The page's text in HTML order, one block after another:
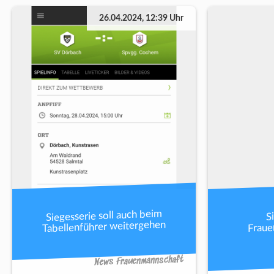
26.04.2024, 12:39 Uhr
Siegesserie soll auch beim
Tabellenführer weitergehen
News Frauenmannschaft